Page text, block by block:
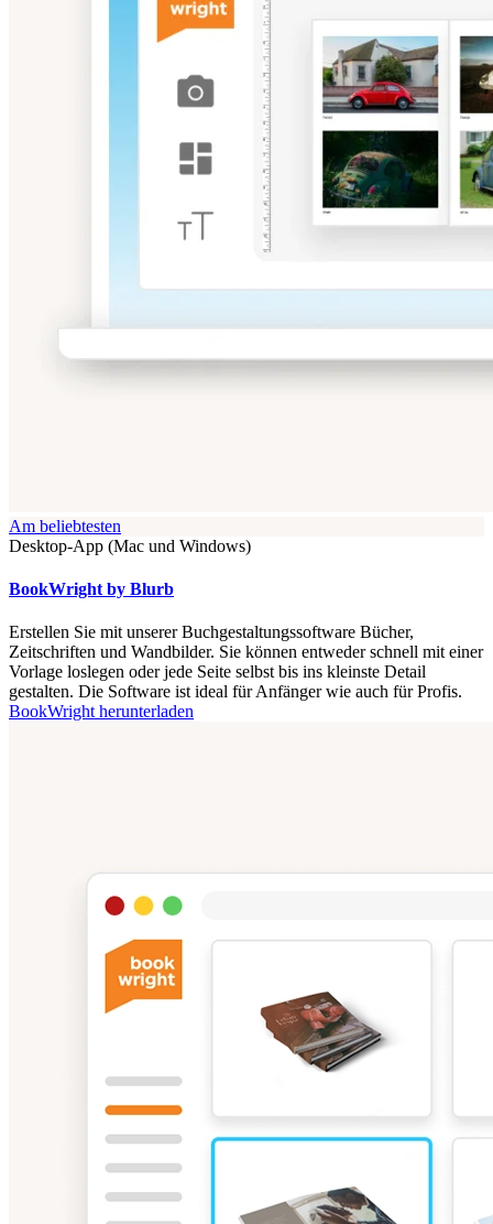
Am beliebtesten
Desktop-App (Mac und Windows)
BookWright by Blurb
Erstellen Sie mit unserer Buchgestaltungssoftware Bücher,
Zeitschriften und Wandbilder. Sie können entweder schnell mit einer
Vorlage loslegen oder jede Seite selbst bis ins kleinste Detail
gestalten. Die Software ist ideal für Anfänger wie auch für Profis.
BookWright herunterladen